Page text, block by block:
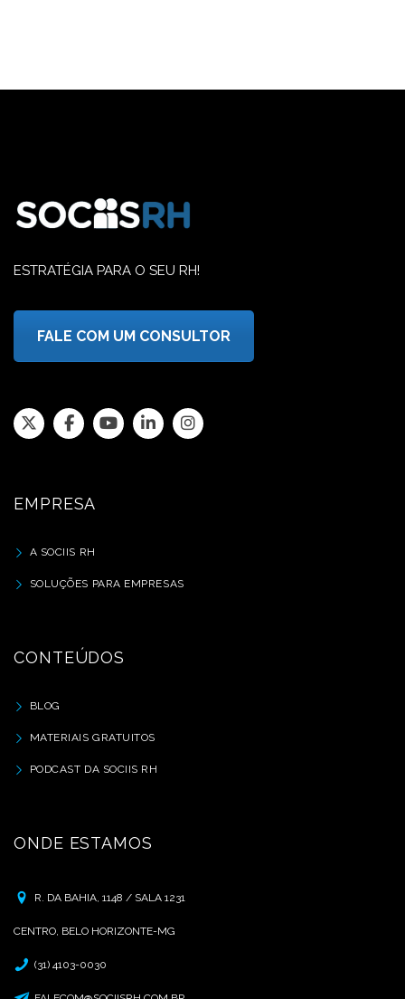
ESTRATÉGIA PARA O SEU RH!
FALE COM UM CONSULTOR
EMPRESA
A SOCIIS RH
SOLUÇÕES PARA EMPRESAS
CONTEÚDOS
BLOG
MATERIAIS GRATUITOS
PODCAST DA SOCIIS RH
ONDE ESTAMOS
R. DA BAHIA, 1148 / SALA 1231
CENTRO, BELO HORIZONTE-MG
(31) 4103-0030